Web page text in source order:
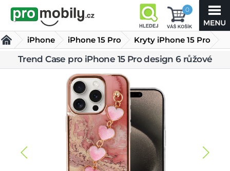
0
iPhone iPhone 15 Pro Kryty iPhone 15 Pro
Trend Case pro iPhone 15 Pro design 6 růžové
Trend Case pro iPhone 15 Pro design 6 růžové